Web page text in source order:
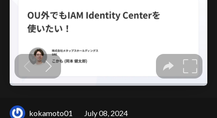
kokamoto01 July 08, 2024